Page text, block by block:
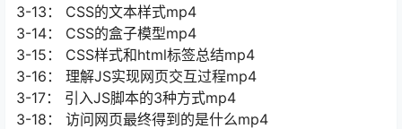
3-13： CSS的文本样式mp4
3-14： CSS的盒子模型mp4
3-15： CSS样式和html标签总结mp4
3-16： 理解JS实现网页交互过程mp4
3-17： 引入JS脚本的3种方式mp4
3-18： 访问网页最终得到的是什么mp4